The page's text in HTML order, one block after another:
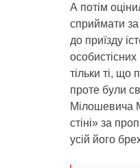
А потім
сприймати за
до приїзду
тільки ті, що
проте були
Мілошевича
стіні» за
усій його